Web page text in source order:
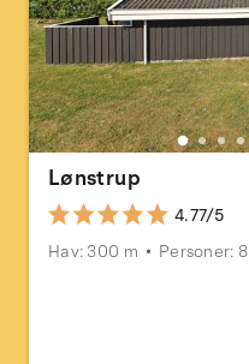
Lønstrup
4.77/5
Hav: 300 m
Personer: 8